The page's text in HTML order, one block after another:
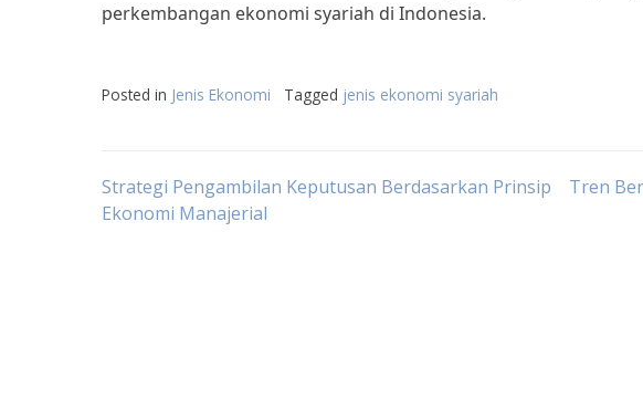
perkembangan ekonomi syariah di Indonesia.
Posted in Jenis Ekonomi Tagged jenis ekonomi syariah
Post
Strategi Pengambilan Keputusan Berdasarkan Prinsip
Ekonomi Manajerial
Tren